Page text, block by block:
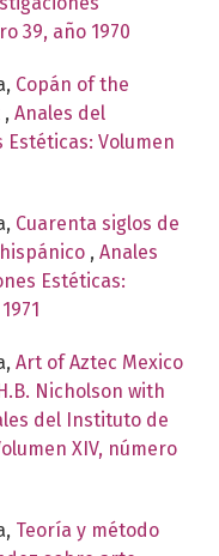
39, año 1970
Copán of the
, Anales del
Volumen
Cuarenta siglos de
, Anales
Estéticas:
Art of Aztec Mexico
Nicholson with
del Instituto de
XIV, número
Teoría y método